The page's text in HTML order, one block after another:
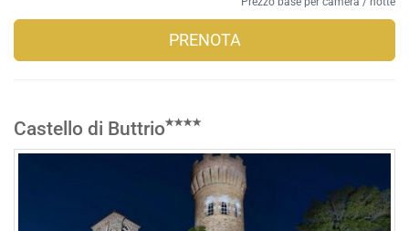
PRENOTA
Castello di Buttrio